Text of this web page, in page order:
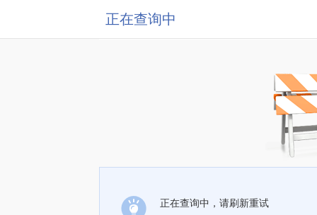
正在查询中
正在查询中，请刷新重试